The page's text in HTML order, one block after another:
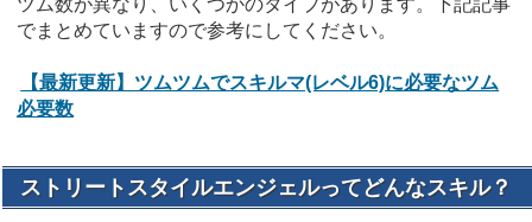
でまとめていますので参考にしてください。
【最新更新】ツムツムでスキルマ(レベル6)に必要なツム
必要数
ストリートスタイルエンジェルってどんなスキル？